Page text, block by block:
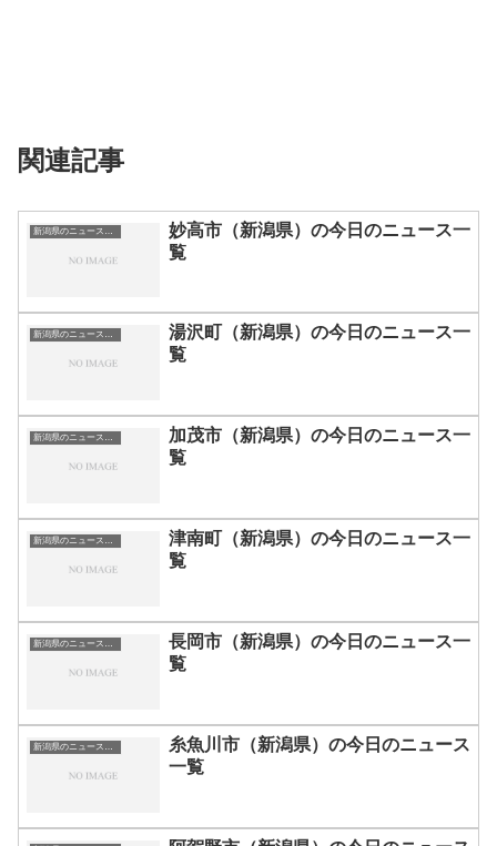
関連記事
新潟県のニュース一覧
妙高市（新潟県）の今日のニュース一
覧
新潟県のニュース一覧
湯沢町（新潟県）の今日のニュース一
覧
新潟県のニュース一覧
加茂市（新潟県）の今日のニュース一
覧
新潟県のニュース一覧
津南町（新潟県）の今日のニュース一
覧
新潟県のニュース一覧
長岡市（新潟県）の今日のニュース一
覧
新潟県のニュース一覧
糸魚川市（新潟県）の今日のニュース
一覧